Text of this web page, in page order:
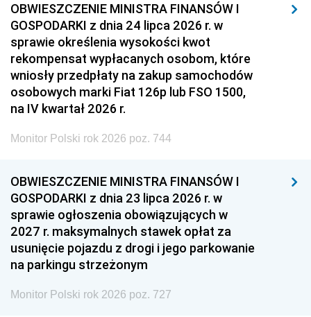
OBWIESZCZENIE MINISTRA FINANSÓW I
GOSPODARKI z dnia 24 lipca 2026 r. w
sprawie określenia wysokości kwot
rekompensat wypłacanych osobom, które
wniosły przedpłaty na zakup samochodów
osobowych marki Fiat 126p lub FSO 1500,
na IV kwartał 2026 r.
Monitor Polski rok 2026 poz. 744
OBWIESZCZENIE MINISTRA FINANSÓW I
GOSPODARKI z dnia 23 lipca 2026 r. w
sprawie ogłoszenia obowiązujących w
2027 r. maksymalnych stawek opłat za
usunięcie pojazdu z drogi i jego parkowanie
na parkingu strzeżonym
Monitor Polski rok 2026 poz. 727